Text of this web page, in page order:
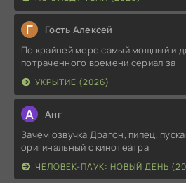
Г Гость Алексей
По крайней мере самый мощный и
потраченного времени сериал за
УКРЫТИЕ (2026)
А Анг
Зачем озвучка Драгон, пипец,
оригинальный с кинотеатра
ЧЕЛОВЕК-ПАУК: НОВЫЙ ДЕНЬ